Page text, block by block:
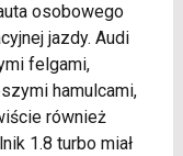
osobowego
jazdy. Audi
felgami,
hamulcami,
również
1.8 turbo miał